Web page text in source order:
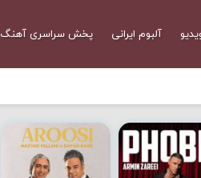
آلبوم ایرانی پخش سراسری آهنگ